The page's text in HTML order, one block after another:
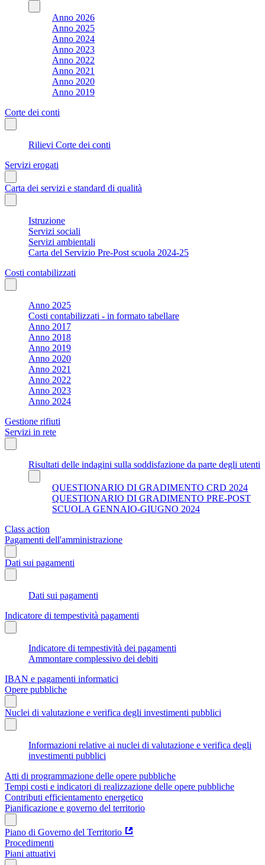
Anno 2026
Anno 2025
Anno 2024
Anno 2023
Anno 2022
Anno 2021
Anno 2020
Anno 2019
Corte dei conti
Rilievi Corte dei conti
Servizi erogati
Carta dei servizi e standard di qualità
Istruzione
Servizi sociali
Servizi ambientali
Carta del Servizio Pre-Post scuola 2024-25
Costi contabilizzati
Anno 2025
Costi contabilizzati - in formato tabellare
Anno 2017
Anno 2018
Anno 2019
Anno 2020
Anno 2021
Anno 2022
Anno 2023
Anno 2024
Gestione rifiuti
Servizi in rete
Risultati delle indagini sulla soddisfazione da parte degli utenti
QUESTIONARIO DI GRADIMENTO CRD 2024
QUESTIONARIO DI GRADIMENTO PRE-POST
SCUOLA GENNAIO-GIUGNO 2024
Class action
Pagamenti dell'amministrazione
Dati sui pagamenti
Dati sui pagamenti
Indicatore di tempestività pagamenti
Indicatore di tempestività dei pagamenti
Ammontare complessivo dei debiti
IBAN e pagamenti informatici
Opere pubbliche
Nuclei di valutazione e verifica degli investimenti pubblici
Informazioni relative ai nuclei di valutazione e verifica degli
investimenti pubblici
Atti di programmazione delle opere pubbliche
Tempi costi e indicatori di realizzazione delle opere pubbliche
Contributi efficientamento energetico
Pianificazione e governo del territorio
Piano di Governo del Territorio
Procedimenti
Piani attuativi